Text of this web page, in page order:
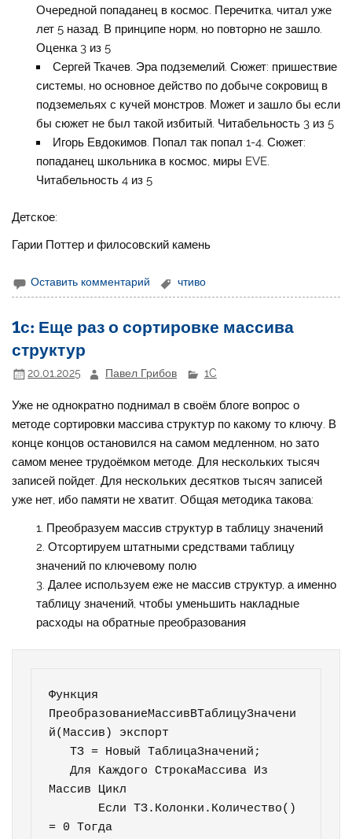
Очередной попаданец в космос. Перечитка, читал уже
лет 5 назад. В принципе норм, но повторно не зашло.
Оценка 3 из 5
Сергей Ткачев. Эра подземелий. Сюжет: пришествие
системы, но основное действо по добыче сокровищ в
подземельях с кучей монстров. Может и зашло бы если
бы сюжет не был такой избитый. Читабельность 3 из 5
Игорь Евдокимов. Попал так попал 1-4. Сюжет:
попаданец школьника в космос, миры EVE.
Читабельность 4 из 5
Детское:
Гарии Поттер и филосовский камень
Оставить комментарий чтиво
1с: Еще раз о сортировке массива
структур
20.01.2025 Павел Грибов 1C
Уже не однократно поднимал в своём блоге вопрос о
методе сортировки массива структур по какому то ключу. В
конце концов остановился на самом медленном, но зато
самом менее трудоёмком методе. Для нескольких тысяч
записей пойдет. Для нескольких десятков тысяч записей
уже нет, ибо памяти не хватит. Общая методика такова:
Преобразуем массив структур в таблицу значений
Отсортируем штатными средствами таблицу
значений по ключевому полю
Далее используем еже не массив структур, а именно
таблицу значений, чтобы уменьшить накладные
расходы на обратные преобразования
Функция
ПреобразованиеМассивВТаблицуЗначени
й(Массив) экспорт
   ТЗ = Новый ТаблицаЗначений;
   Для Каждого СтрокаМассива Из
Массив Цикл
= 0 Тогда